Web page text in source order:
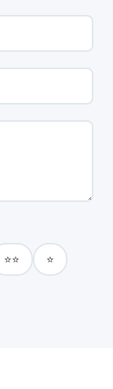
⭐⭐ ⭐